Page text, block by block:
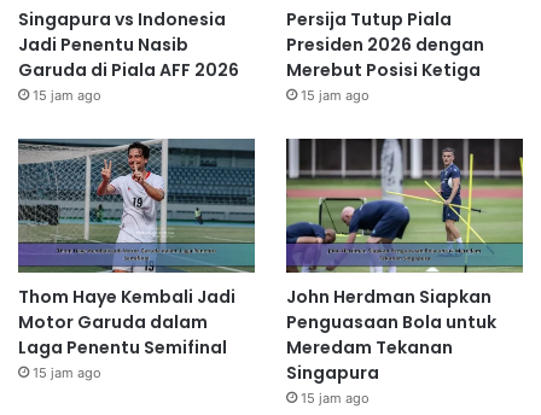
Singapura vs Indonesia
Jadi Penentu Nasib
Garuda di Piala AFF 2026
15 jam ago
Persija Tutup Piala
Presiden 2026 dengan
Merebut Posisi Ketiga
15 jam ago
Thom Haye Kembali Jadi
Motor Garuda dalam
Laga Penentu Semifinal
15 jam ago
John Herdman Siapkan
Penguasaan Bola untuk
Meredam Tekanan
Singapura
15 jam ago